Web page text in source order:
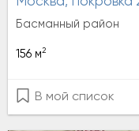
Басманный район
156 м2
В мой список